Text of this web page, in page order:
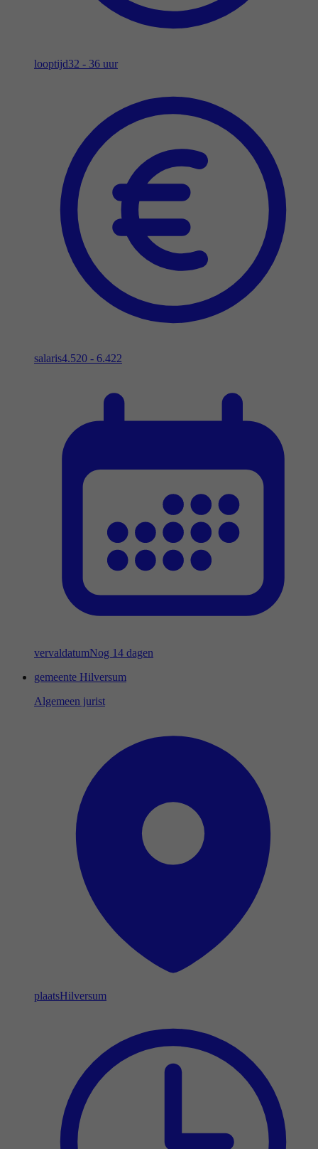
looptijd32 - 36 uur
salaris4.520 - 6.422
vervaldatumNog 14 dagen
gemeente Hilversum
Algemeen jurist
plaatsHilversum